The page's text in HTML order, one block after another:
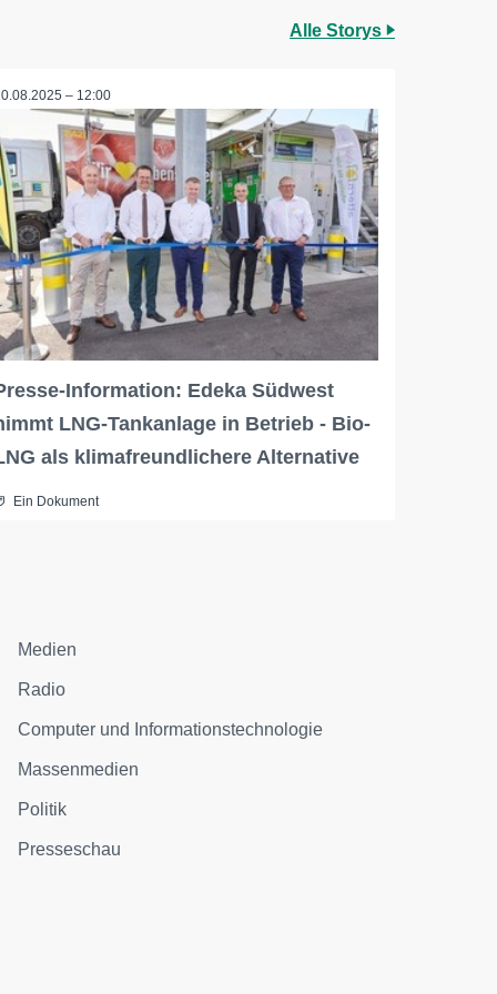
Alle Storys
– 12:00
Information: Edeka Südwest
LNG-Tankanlage in Betrieb - Bio-
als klimafreundlichere Alternative
Ein Dokument
Medien
Radio
Computer und Informationstechnologie
Massenmedien
Politik
Presseschau